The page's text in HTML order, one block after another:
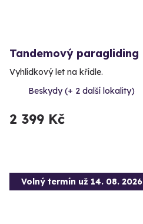
Tandemový paragliding
Vyhlídkový let na křídle.
Beskydy (+ 2 další lokality)
2 399 Kč
Volný termín už 14. 08. 2026